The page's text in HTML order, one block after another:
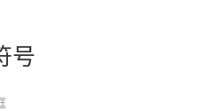
号